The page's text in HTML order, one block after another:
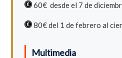
60€ desde el 7 de
80€del 1 de febrero al
Multimedia